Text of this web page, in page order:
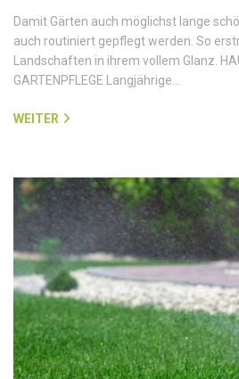
Damit Gärten auch möglichst lange
auch routiniert gepflegt werden. So
Landschaften in ihrem vollem Glanz.
GARTENPFLEGE Langjährige…
WEITER